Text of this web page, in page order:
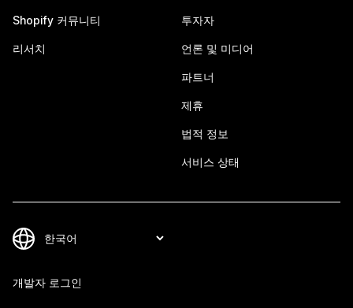
Shopify 커뮤니티
리서치
투자자
언론 및 미디어
파트너
제휴
법적 정보
서비스 상태
개발자 로그인